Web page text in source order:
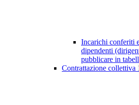
Incarichi conferiti
dipendenti
pubblicare in
Contrattazione collettiva